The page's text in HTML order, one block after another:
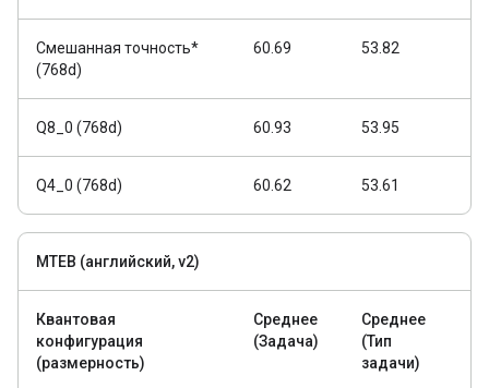
Смешанная точность*
(768d)
60.69 53.82
Q8_0 (768d) 60.93 53.95
Q4_0 (768d) 60.62 53.61
MTEB (английский, v2)
Квантовая
конфигурация
(размерность)
Среднее
(Задача)
Среднее
(Тип
задачи)